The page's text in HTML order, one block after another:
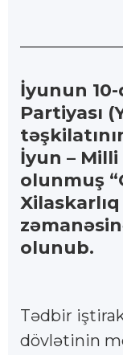
İyunun
Partiyası
İyun –
olunmuş
olunub.
Tədbir
dövlətinin